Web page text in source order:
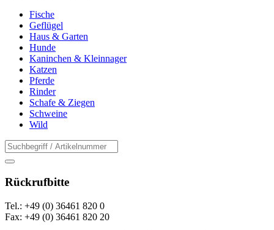
Fische
Geflügel
Haus & Garten
Hunde
Kaninchen & Kleinnager
Katzen
Pferde
Rinder
Schafe & Ziegen
Schweine
Wild
Rückrufbitte
Tel.: +49 (0) 36461 820 0
Fax: +49 (0) 36461 820 20